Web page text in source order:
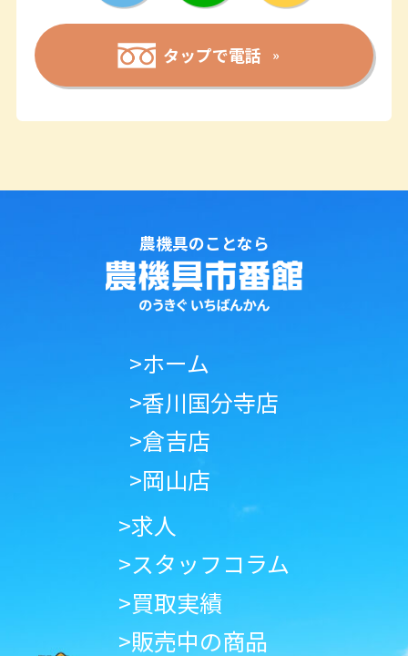
タップで電話
農機具のことなら
>ホーム
>香川国分寺店
>倉吉店
>岡山店
>求人
>スタッフコラム
>買取実績
>販売中の商品